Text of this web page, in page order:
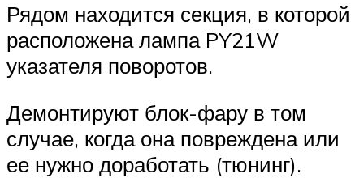
Рядом находится секция, в которой
расположена лампа PY21W
указателя поворотов.
Демонтируют блок-фару в том
случае, когда она повреждена или
ее нужно доработать (тюнинг).